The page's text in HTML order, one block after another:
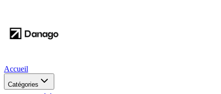
Accueil
Catégories